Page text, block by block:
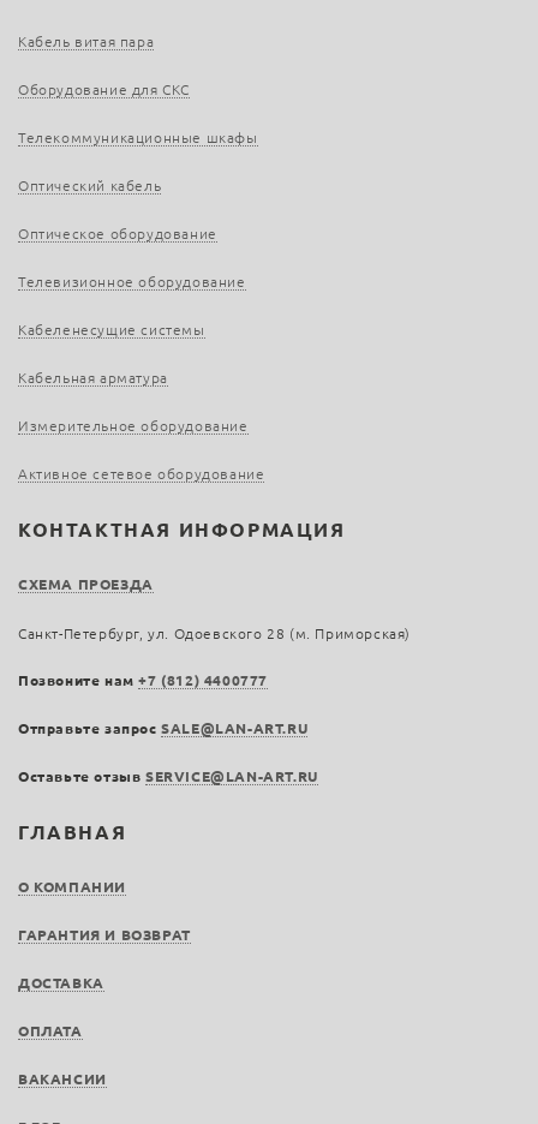
ГЛАВНАЯ
О КОМПАНИИ
ГАРАНТИЯ И ВОЗВРАТ
ДОСТАВКА
ОПЛАТА
ВАКАНСИИ
Кабель витая пара
Оборудование для СКС
Телекоммуникационные шкафы
Оптический кабель
Оптическое оборудование
Телевизионное оборудование
Кабеленесущие системы
Кабельная арматура
Измерительное оборудование
Активное сетевое оборудование
КОНТАКТНАЯ ИНФОРМАЦИЯ
СХЕМА ПРОЕЗДА
Санкт-Петербург, ул. Одоевского 28 (м. Приморская)
Позвоните нам+7 (812) 4400777
Отправьте запросSALE@LAN-ART.RU
Оставьте отзыв SERVICE@LAN-ART.RU